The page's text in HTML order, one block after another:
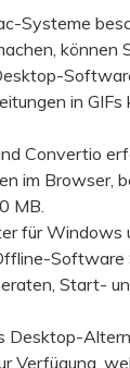
Systeme
können
in GIFs
Convertio
im Browser,
MB.
für Windows
Start-
Verfügung,